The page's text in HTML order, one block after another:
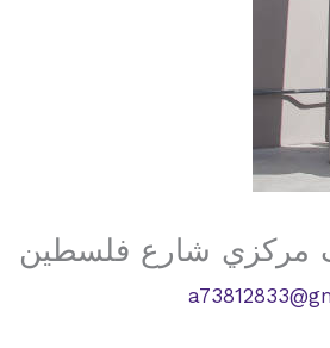
مركزي شارع فلسطين